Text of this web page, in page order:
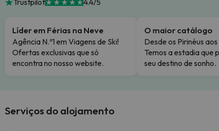
Trustpilot 4.4/5
Líder em Férias na Neve
Agência N.º1 em Viagens de Ski!
Ofertas exclusivas que só
encontra no nosso website.
O maior catálogo
Desde os Pirinéus
Temos a estadia que
seu destino de sonho.
Serviços do alojamento